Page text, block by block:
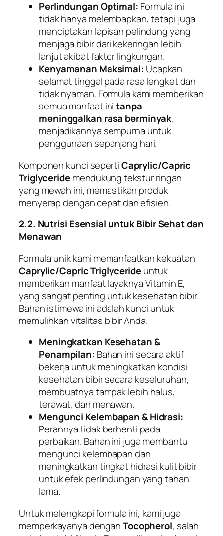
Perlindungan Optimal: Formula ini
tidak hanya melembapkan, tetapi juga
menciptakan lapisan pelindung yang
menjaga bibir dari kekeringan lebih
lanjut akibat faktor lingkungan.
Kenyamanan Maksimal: Ucapkan
selamat tinggal pada rasa lengket dan
tidak nyaman. Formula kami memberikan
semua manfaat initanpa
meninggalkan rasa berminyak,
menjadikannya sempurna untuk
penggunaan sepanjang hari.
Komponen kunci sepertiCaprylic/Capric
Triglyceridemendukung tekstur ringan
yang mewah ini, memastikan produk
menyerap dengan cepat dan efisien.
2.2. Nutrisi Esensial untuk Bibir Sehat dan
Menawan
Formula unik kami memanfaatkan kekuatan
Caprylic/Capric Triglycerideuntuk
memberikan manfaat layaknya Vitamin E,
yang sangat penting untuk kesehatan bibir.
Bahan istimewa ini adalah kunci untuk
memulihkan vitalitas bibir Anda.
Meningkatkan Kesehatan &
Penampilan: Bahan ini secara aktif
bekerja untuk meningkatkan kondisi
kesehatan bibir secara keseluruhan,
membuatnya tampak lebih halus,
terawat, dan menawan.
Mengunci Kelembapan & Hidrasi:
Perannya tidak berhenti pada
perbaikan. Bahan ini juga membantu
mengunci kelembapan dan
meningkatkan tingkat hidrasi kulit bibir
untuk efek perlindungan yang tahan
lama.
Untuk melengkapi formula ini, kami juga
memperkayanya denganTocopherol, salah